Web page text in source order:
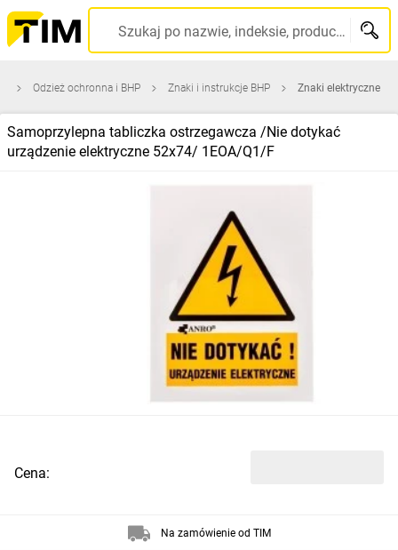
Szukaj po nazwie, indeksie, producencie, kodzie kreskowym...
Odzież ochronna i BHP Znaki i instrukcje BHP Znaki elektryczne
Samoprzylepna tabliczka ostrzegawcza /Nie dotykać
urządzenie elektryczne 52x74/ 1EOA/Q1/F
Cena:
Na zamówienie od TIM